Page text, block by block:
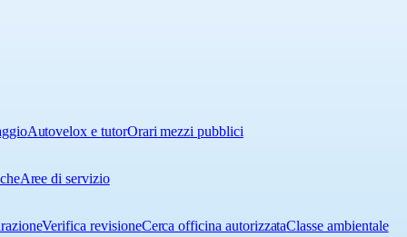
Autovelox e tutorOrari mezzi pubblici
Aree di servizio
Verifica revisioneCerca officina autorizzataClasse ambientale